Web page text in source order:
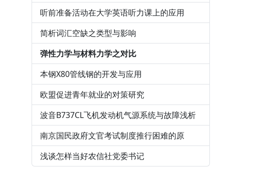
听前准备活动在大学英语听力课上的应用
简析词汇空缺之类型与影响
弹性力学与材料力学之对比
本钢X80管线钢的开发与应用
欧盟促进青年就业的对策研究
波音B737CL飞机发动机气源系统与故障浅析
南京国民政府文官考试制度推行困难的原
浅谈怎样当好农信社党委书记